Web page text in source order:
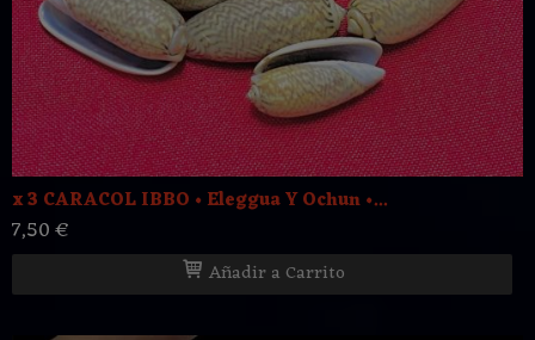
x 3 CARACOL IBBO • Eleggua Y Ochun •...
7,50 €
Añadir a Carrito